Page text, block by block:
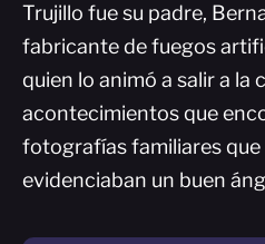
Trujillo fue su padre,
fabricante de fuegos
quien lo animó a salir a la
acontecimientos que
fotografías familiares que
evidenciaban un buen